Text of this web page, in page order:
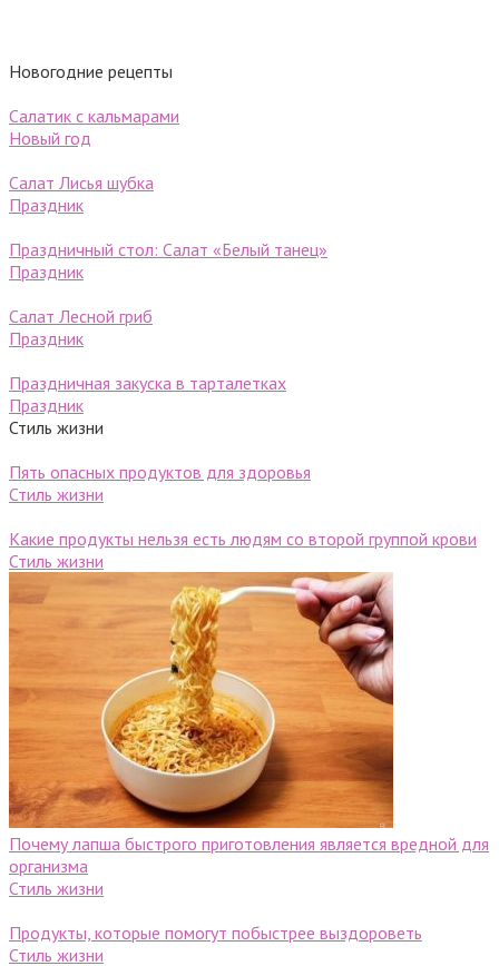
Новогодние рецепты
Салатик с кальмарами
Новый год
Салат Лисья шубка
Праздник
Праздничный стол: Салат «Белый танец»
Праздник
Салат Лесной гриб
Праздник
Праздничная закуска в тарталетках
Праздник
Стиль жизни
Пять опасных продуктов для здоровья
Стиль жизни
Какие продукты нельзя есть людям со второй группой крови
Стиль жизни
Почему лапша быстрого приготовления является вредной для
организма
Стиль жизни
Продукты, которые помогут побыстрее выздороветь
Стиль жизни